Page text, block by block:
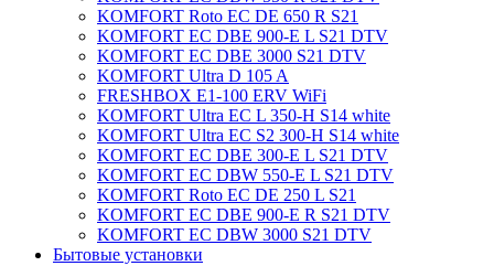
KOMFORT Roto EC DE 650 R S21
KOMFORT EC DBE 900-E L S21 DTV
KOMFORT EC DBE 3000 S21 DTV
KOMFORT Ultra D 105 A
FRESHBOX E1-100 ERV WiFi
KOMFORT Ultra EC L 350-H S14 white
KOMFORT Ultra EC S2 300-H S14 white
KOMFORT EC DBE 300-E L S21 DTV
KOMFORT EC DBW 550-E L S21 DTV
KOMFORT Roto EC DE 250 L S21
KOMFORT EC DBE 900-E R S21 DTV
KOMFORT EC DBW 3000 S21 DTV
Бытовые установки